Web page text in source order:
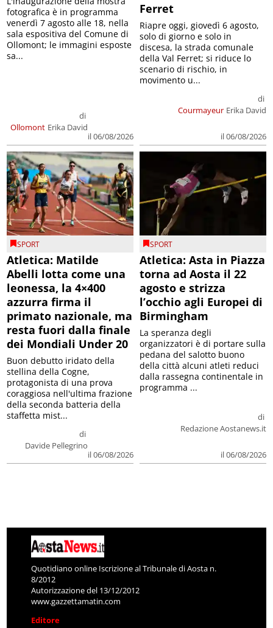
Ollomont
di
Erika David
il 06/08/2026
fotografica è in programma
venerdì 7 agosto alle 18, nella
sala espositiva del Comune di
Ollomont; le immagini esposte
sa...
Ferret
Courmayeur
di
Erika David
il 06/08/2026
Riapre oggi, giovedì 6 agosto,
solo di giorno e solo in
discesa, la strada comunale
della Val Ferret; si riduce lo
scenario di rischio, in
movimento u...
SPORT
Atletica: Matilde
Abelli lotta come una
leonessa, la 4×400
azzurra firma il
primato nazionale, ma
resta fuori dalla finale
dei Mondiali Under 20
di
Davide Pellegrino
il 06/08/2026
Buon debutto iridato della
stellina della Cogne,
protagonista di una prova
coraggiosa nell'ultima frazione
della seconda batteria della
staffetta mist...
SPORT
Atletica: Asta in Piazza
torna ad Aosta il 22
agosto e strizza
l’occhio agli Europei di
Birmingham
di
Redazione Aostanews.it
il 06/08/2026
La speranza degli
organizzatori è di portare sulla
pedana del salotto buono
della città alcuni atleti reduci
dalla rassegna continentale in
programma ...
Quotidiano online Iscrizione al Tribunale di Aosta n.
8/2012
Autorizzazione del 13/12/2012
www.gazzettamatin.com
Editore